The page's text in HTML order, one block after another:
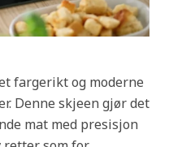
fargerikt og moderne
Denne skjeen gjør det
mat med presisjon